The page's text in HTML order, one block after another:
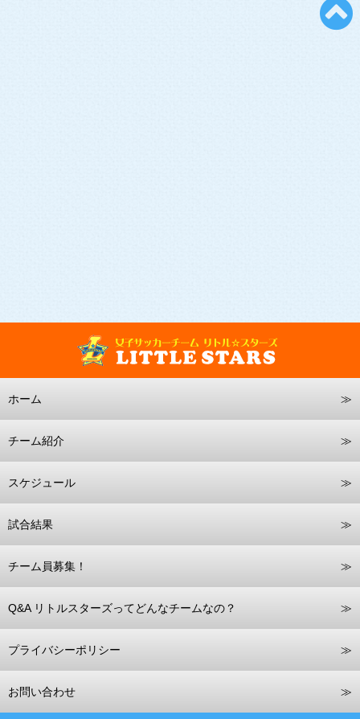
ホーム
チーム紹介
スケジュール
試合結果
チーム員募集！
Q&A リトルスターズってどんなチームなの？
プライバシーポリシー
お問い合わせ